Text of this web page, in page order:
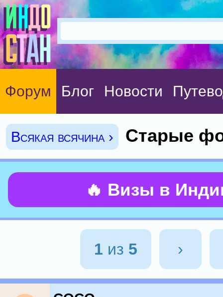
Форум Блог Новости
Всякая всячина › Старые
🔥 Визы в
1 из 5 ›